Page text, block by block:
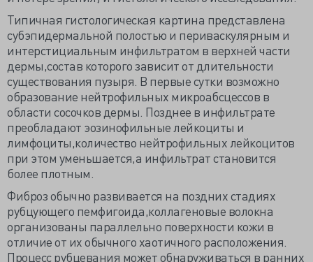
Типичная гистологическая картина представлена
субэпидермальной полостью и периваскулярным и
интерстициальным инфильтратом в верхней части
дермы,состав которого зависит от длительности
существования пузыря. В первые сутки возможно
образование нейтрофильных микроабсцессов в
области сосочков дермы. Позднее в инфильтрате
преобладают эозинофильные лейкоциты и
лимфоциты,количество нейтрофильных лейкоцитов
при этом уменьшается,а инфильтрат становится
более плотным.
Фиброз обычно развивается на поздних стадиях
рубцующего пемфигоида,коллагеновые волокна
организованы параллельно поверхности кожи в
отличие от их обычного хаотичного расположения.
Процесс рубцевания может обнаруживаться в ранних